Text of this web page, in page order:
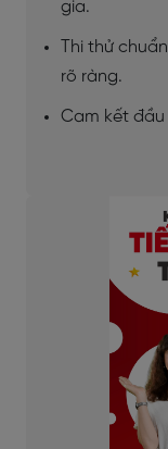
gia.
Thi thử
rõ ràng.
Cam kết đầu